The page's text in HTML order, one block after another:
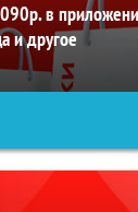
в
и другое